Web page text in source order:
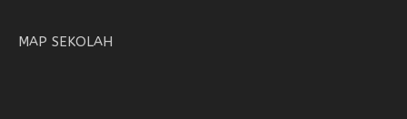
MAP SEKOLAH